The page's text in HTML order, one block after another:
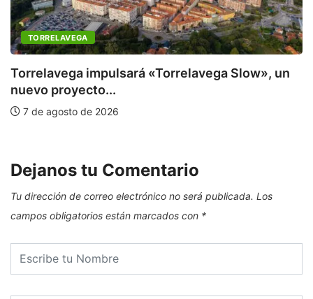
TORRELAVEGA
Torrelavega impulsará «Torrelavega Slow», un
nuevo proyecto...
7 de agosto de 2026
Dejanos tu Comentario
Tu dirección de correo electrónico no será publicada. Los
campos obligatorios están marcados con *